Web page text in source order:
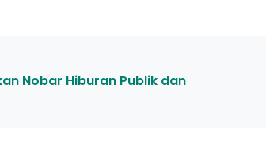
Nobar Hiburan Publik dan